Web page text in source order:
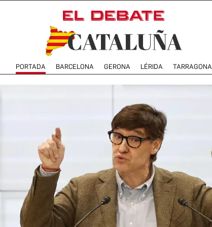
PORTADA BARCELONA GERONA LÉRIDA TARRAGONA